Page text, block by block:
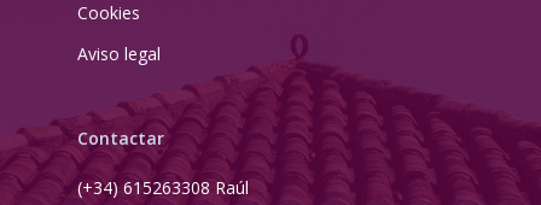
Cookies
Aviso legal
Contactar
(+34) 615263308 Raúl